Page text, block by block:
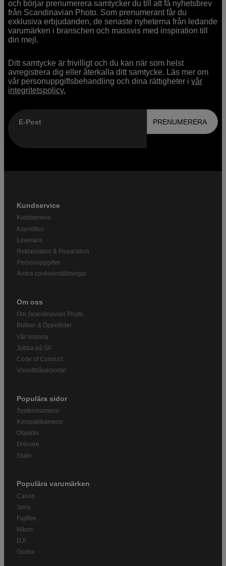
och börjar prenumerera samtycker du till att få nyhetsbrev
från Scandinavian Photo. Som prenumerant får du
exklusiva erbjudanden, de senaste nyheterna från ledande
varumärken i branschen och massvis med inspiration till
din mejl.
Ditt samtycke är frivilligt och du kan när som helst
avregistrera dig eller återkalla ditt samtycke. Läs mer om
vår personuppgiftsbehandling och dina rättigheter ivår
integritetspolicy.
E-Post PRENUMERERA
Kundservice
Kundservice
Köpvillkor
Leverans
Reklamation & Reparation
Personuppgifter
Ändra cookieinställningar
Om oss
Om Scandinavian Photo
Butiker & Öppettider
Vår historia
Jobba på SP
Code of Conduct
Visselblåsarportal
Populära sidor
Systemkameror
Kompaktkameror
Objektiv
Drönare
Stativ
Populära varumärken
Canon
Sony
Fujifilm
Nikon
DJI
Godox